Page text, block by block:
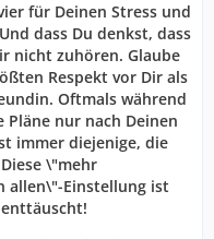
für Deinen Stress und
dass Du denkst, dass
nicht zuhören. Glaube
Respekt vor Dir als
Oftmals während
Pläne nur nach Deinen
immer diejenige, die
\"mehr
allen\"-Einstellung ist